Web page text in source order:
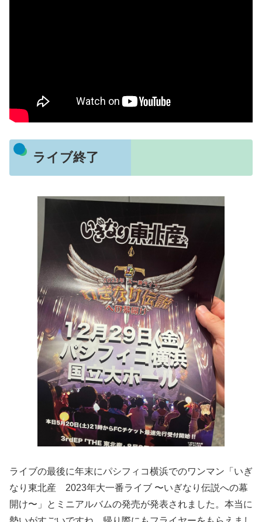
ライブ終了
ライブの最後に年末にパシフィコ横浜でのワンマン「いぎ
なり東北産 2023年大一番ライブ 〜いぎなり伝説への幕
開け〜」とミニアルバムの発売が発表されました。本当に